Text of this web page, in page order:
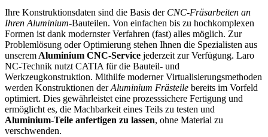
Ihre Konstruktionsdaten sind die Basis derCNC-Fräsarbeiten an
Ihren Aluminium-Bauteilen. Von einfachen bis zu hochkomplexen
Formen ist dank modernster Verfahren (fast) alles möglich. Zur
Problemlösung oder Optimierung stehen Ihnen die Spezialisten aus
unserem Aluminium CNC-Service jederzeit zur Verfügung. Laro
NC-Technik nutzt CATIA für die Bauteil- und
Werkzeugkonstruktion. Mithilfe moderner Virtualisierungsmethoden
werden Konstruktionen derAluminium Frästeile bereits im Vorfeld
optimiert. Dies gewährleistet eine prozesssichere Fertigung und
ermöglicht es, die Machbarkeit eines Teils zu testen und
Aluminium-Teile anfertigen zu lassen, ohne Material zu
verschwenden.